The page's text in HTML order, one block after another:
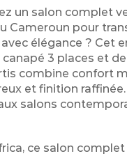
un salon complet
Cameroun pour
élégance ? Cet
canapé 3 places et
combine confort
et finition
salons
ce salon